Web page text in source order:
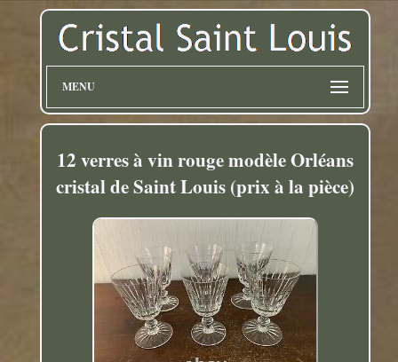
MENU
12 verres à vin rouge modèle Orléans
cristal de Saint Louis (prix à la pièce)